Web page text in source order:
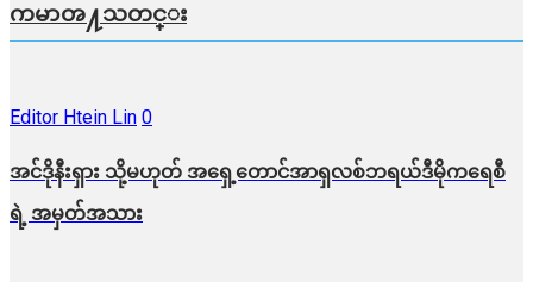
ကမာၻ႔သတင္း
Editor Htein Lin 0
အင်ဒိုနီးရှား သို့မဟုတ် အရှေ့တောင်အာရှလစ်ဘရယ်ဒီမိုကရေစီ
ရဲ့ အမှတ်အသား